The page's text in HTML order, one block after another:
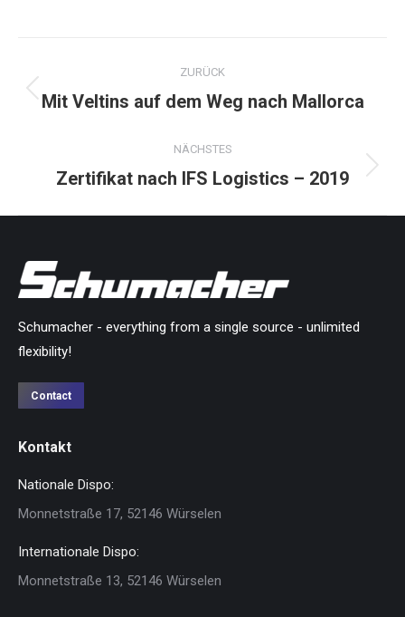
Kommentarnavigation
ZURÜCK
Vorheriger
Mit Veltins auf dem Weg nach Mallorca
NÄCHSTES
Nächster
Zertifikat nach IFS Logistics – 2019
Schumacher - everything from a single source - unlimited
flexibility!
Contact
Kontakt
Nationale Dispo:
Monnetstraße 17, 52146 Würselen
Internationale Dispo:
Monnetstraße 13, 52146 Würselen